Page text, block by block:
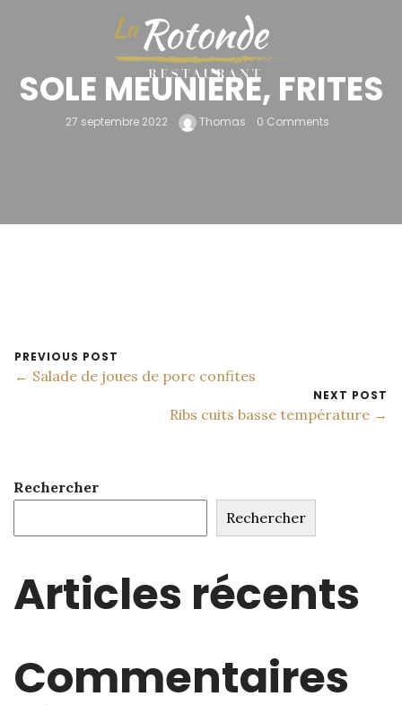
SOLE MEUNIÈRE, FRITES
27 septembre 2022 Thomas 0 Comments
PREVIOUS POST
← Salade de joues de porc confites
NEXT POST
Ribs cuits basse température →
Rechercher
Rechercher
Articles récents
Commentaires